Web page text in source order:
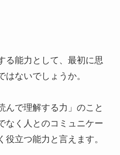
る能力として、最初に思
ないでしょうか。
んで理解する力」のこと
なく人とのコミュニケー
役立つ能力と言えます。